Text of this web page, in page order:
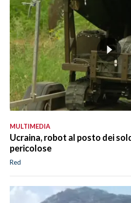
MULTIMEDIA
Ucraina, robot al posto dei
pericolose
Red